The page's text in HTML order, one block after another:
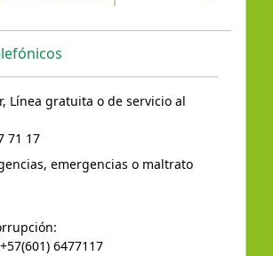
Línea gratuita o de servicio al
71 17
emergencias o maltrato
6477117